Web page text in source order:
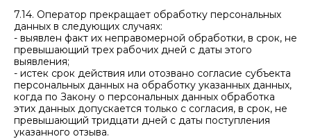
7.14. Оператор прекращает обработку персональных
данных в следующих случаях:
- выявлен факт их неправомерной обработки, в срок, не
превышающий трех рабочих дней с даты этого
выявления;
- истек срок действия или отозвано согласие субъекта
персональных данных на обработку указанных данных,
когда по Закону о персональных данных обработка
этих данных допускается только с согласия, в срок, не
превышающий тридцати дней с даты поступления
указанного отзыва.